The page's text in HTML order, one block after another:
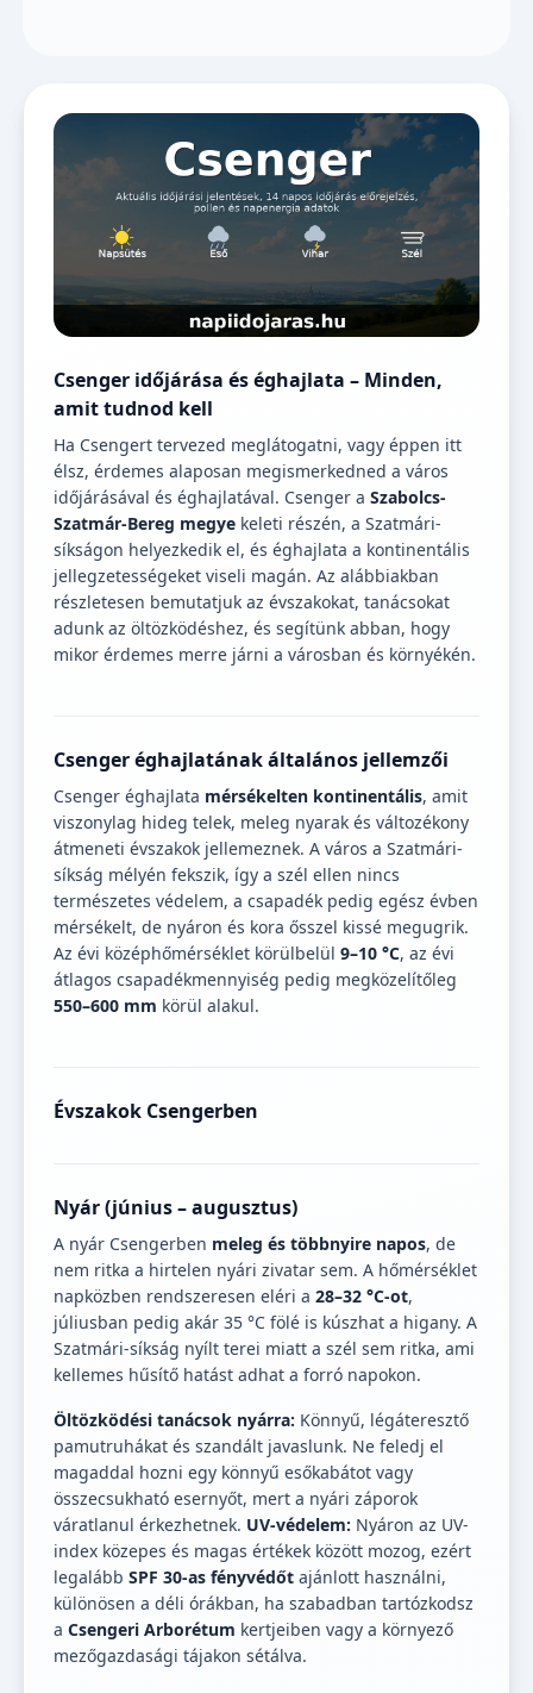
Csenger időjárása és éghajlata – Minden,
amit tudnod kell
Ha Csengert tervezed meglátogatni, vagy éppen itt
élsz, érdemes alaposan megismerkedned a város
időjárásával és éghajlatával. Csenger a Szabolcs-
Szatmár-Bereg megye keleti részén, a Szatmári-
síkságon helyezkedik el, és éghajlata a kontinentális
jellegzetességeket viseli magán. Az alábbiakban
részletesen bemutatjuk az évszakokat, tanácsokat
adunk az öltözködéshez, és segítünk abban, hogy
mikor érdemes merre járni a városban és környékén.
Csenger éghajlatának általános jellemzői
Csenger éghajlata mérsékelten kontinentális, amit
viszonylag hideg telek, meleg nyarak és változékony
átmeneti évszakok jellemeznek. A város a Szatmári-
síkság mélyén fekszik, így a szél ellen nincs
természetes védelem, a csapadék pedig egész évben
mérsékelt, de nyáron és kora ősszel kissé megugrik.
Az évi középhőmérséklet körülbelül 9–10 °C, az évi
átlagos csapadékmennyiség pedig megközelítőleg
550–600 mm körül alakul.
Évszakok Csengerben
Nyár (június – augusztus)
A nyár Csengerben meleg és többnyire napos, de
nem ritka a hirtelen nyári zivatar sem. A hőmérséklet
napközben rendszeresen eléri a 28–32 °C-ot,
júliusban pedig akár 35 °C fölé is kúszhat a higany. A
Szatmári-síkság nyílt terei miatt a szél sem ritka, ami
kellemes hűsítő hatást adhat a forró napokon.
Öltözködési tanácsok nyárra: Könnyű, légáteresztő
pamutruhákat és szandált javaslunk. Ne feledj el
magaddal hozni egy könnyű esőkabátot vagy
összecsukható esernyőt, mert a nyári záporok
váratlanul érkezhetnek. UV-védelem: Nyáron az UV-
index közepes és magas értékek között mozog, ezért
legalább SPF 30-as fényvédőt ajánlott használni,
különösen a déli órákban, ha szabadban tartózkodsz
a Csengeri Arborétum kertjeiben vagy a környező
mezőgazdasági tájakon sétálva.